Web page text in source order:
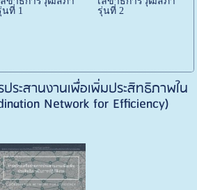
นที่ 1
รุ่นที่ 2
ประสานงานเพื่อเพิ่มประสิทธิภาพใน
Network for Efficiency)